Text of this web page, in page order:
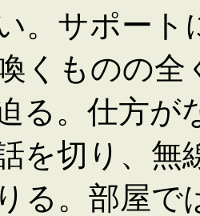
。サポート
くものの全
る。仕方が
を切り、無
る。部屋